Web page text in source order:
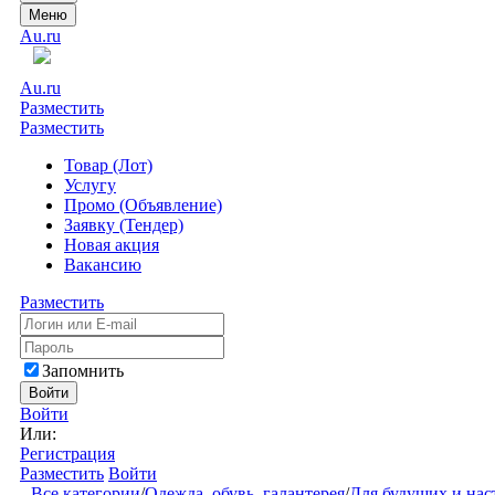
Меню
Au.ru
Au.ru
Разместить
Разместить
Товар (Лот)
Услугу
Промо (Объявление)
Заявку (Тендер)
Новая акция
Вакансию
Разместить
Запомнить
Войти
Войти
Или:
Регистрация
Разместить Войти